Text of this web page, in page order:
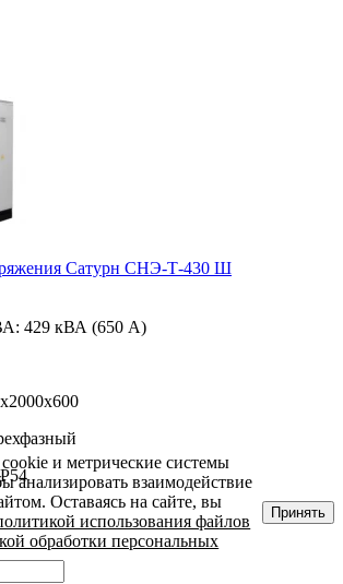
Сатурн СНЭ-Т-430 Ш
429 кВА (650 А)
и метрические системы
анализировать взаимодействие
Оставаясь на сайте, вы
использования файлов
обработки персональных
Принять